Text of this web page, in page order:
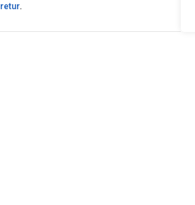
retur.